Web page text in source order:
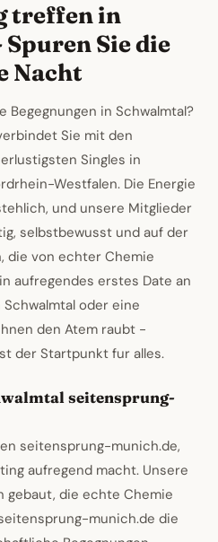
treffen in
Sie die
Nacht
in Schwalmtal?
Sie mit den
Singles in
Westfalen. Die Energie
und unsere Mitglieder
selbstbewusst und auf der
die von echter Chemie
aufregendes erstes Date an
oder eine
den Atem raubt -
der Startpunkt fur alles.
seitensprung-
seitensprung-munich.de,
aufregend macht. Unsere
gebaut, die echte Chemie
munich.de die